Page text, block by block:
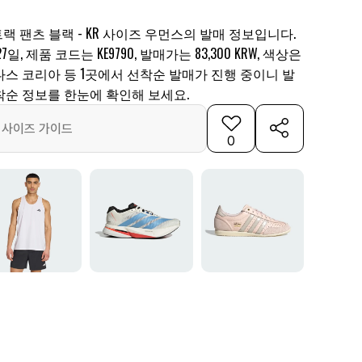
팬츠 블랙 - KR 사이즈 우먼스의 발매 정보입니다.
, 제품 코드는 KE9790, 발매가는 83,300 KRW, 색상은
코리아 등 1곳에서 선착순 발매가 진행 중이니 발
순 정보를 한눈에 확인해 보세요.
사이즈 가이드
0